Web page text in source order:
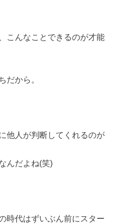
こんなことできるのが才能
だから。
他人が判断してくれるのが
んだよね(笑)
時代はずいぶん前にスター